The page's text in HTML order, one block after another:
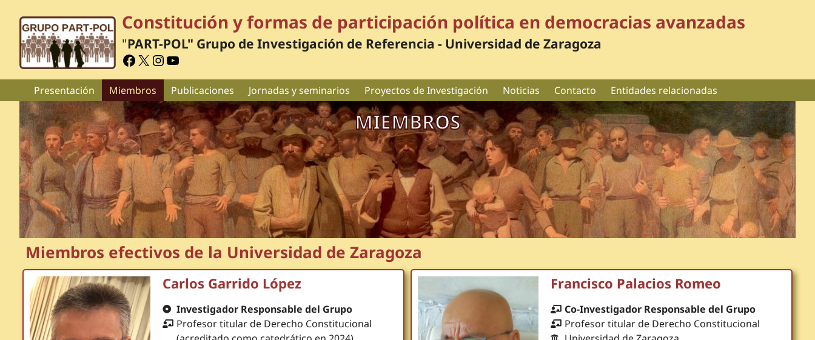
Constitución y formas de participación política en democracias avanzadas
"PART-POL" Grupo de Investigación de Referencia - Universidad de Zaragoza
Presentación Miembros Publicaciones Jornadas y seminarios Proyectos de Investigación Noticias Contacto Entidades relacionadas
MIEMBROS
Miembros efectivos de la Universidad de Zaragoza
Carlos Garrido López
Investigador Responsable del Grupo
Profesor titular de Derecho Constitucional
Francisco Palacios Romeo
Co-Investigador Responsable del Grupo
Profesor titular de Derecho Constitucional